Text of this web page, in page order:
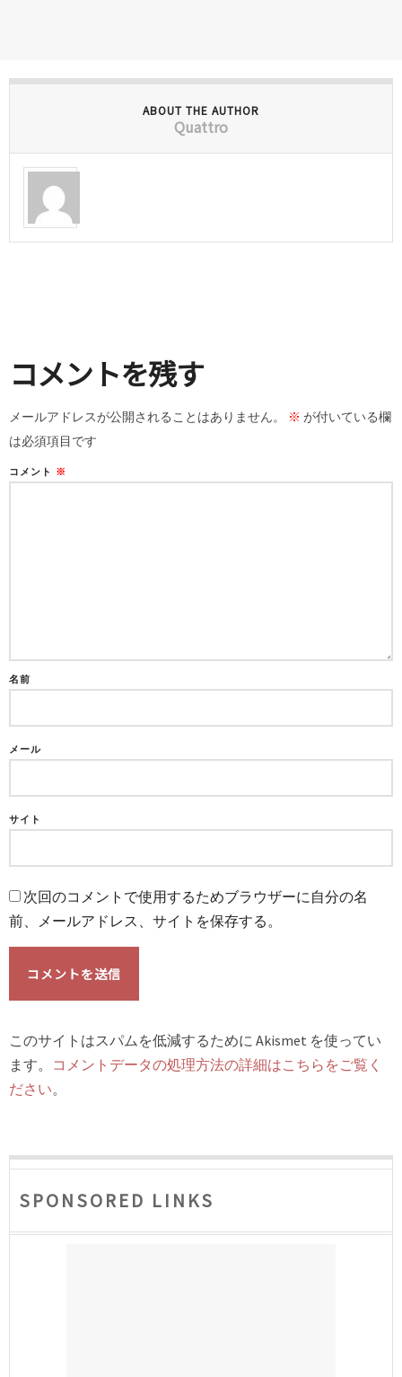
ABOUT THE AUTHOR
Quattro
コメントを残す
メールアドレスが公開されることはありません。 ※ が付いている欄
は必須項目です
コメント ※
名前
メール
サイト
次回のコメントで使用するためブラウザーに自分の名
前、メールアドレス、サイトを保存する。
このサイトはスパムを低減するために Akismet を使ってい
ます。 コメントデータの処理方法の詳細はこちらをご覧く
ださい。
SPONSORED LINKS